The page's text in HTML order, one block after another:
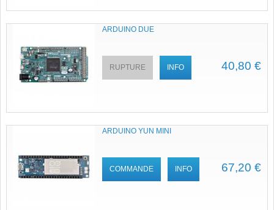
ARDUINO DUE
40,80 €
RUPTURE INFO
ARDUINO YUN MINI
67,20 €
COMMANDE INFO